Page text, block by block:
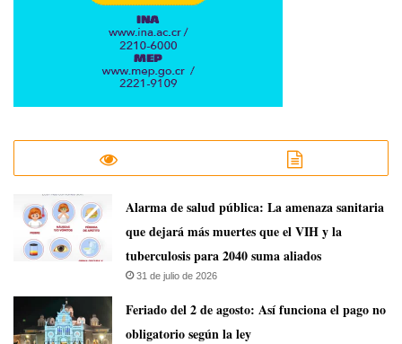
​Alarma de salud pública: La amenaza sanitaria
que dejará más muertes que el VIH y la
tuberculosis para 2040 suma aliados
31 de julio de 2026
Feriado del 2 de agosto: Así funciona el pago no
obligatorio según la ley